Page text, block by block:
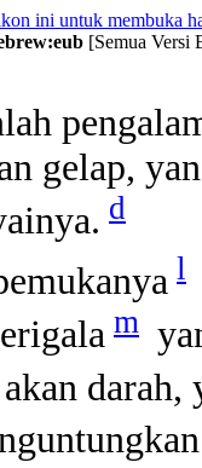
:eub [Semua Versi
gelap,
d
l
m